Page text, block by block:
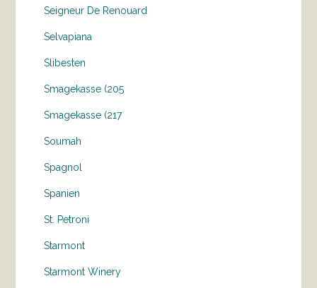
Seigneur De Renouard
Selvapiana
Slibesten
Smagekasse (205
Smagekasse (217
Soumah
Spagnol
Spanien
St. Petroni
Starmont
Starmont Winery